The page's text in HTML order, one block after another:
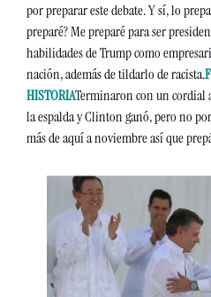
por preparar este debate. Y sí, lo
preparé? Me preparé para ser
habilidades de Trump como
nación, además de tildarlo de racista.
HISTORIATerminaron con un cordial
la espalda y Clinton ganó, pero no
más de aquí a noviembre así que